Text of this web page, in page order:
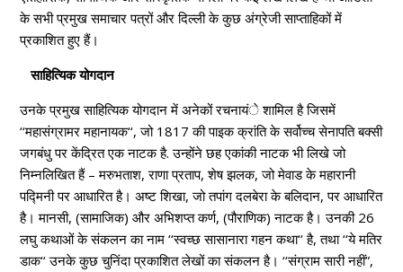
के सभी प्रमुख समाचार पत्रों और दिल्ली के कुछ अंग्रेजी साप्ताहिकों में
प्रकाशित हुए हैं।
साहित्यिक योगदान
उनके प्रमुख साहित्यिक योगदान में अनेकों रचनायंे शामिल है जिसमें
‘‘महासंग्रामर महानायक‘‘, जो 1817 की पाइक क्रांति के सर्वोच्च सेनापति बक्सी
जगबंधु पर केंद्रित एक नाटक है. उन्होंने छह एकांकी नाटक भी लिखे जो
निम्नलिखित हैं – मरुभताश, राणा प्रताप, शेष झलक, जो मेवाड के महारानी
पद्मिनी पर आधारित है। अष्ट शिखा, जो तपांग दलबेरा के बलिदान, पर आधारित
है। मानसी, (सामाजिक) और अभिशप्त कर्ण, (पौराणिक) नाटक है। उनकी 26
लघु कथाओं के संकलन का नाम ‘‘स्वच्छ सासानारा गहन कथा‘‘ है, तथा ‘‘ये मतिर
डाक‘‘ उनके कुछ चुनिंदा प्रकाशित लेखों का संकलन है। ‘‘संग्राम सारी नहीं”,